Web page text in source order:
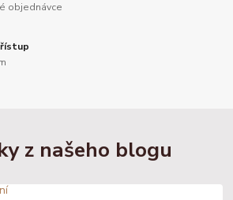
objednávce
z našeho blogu